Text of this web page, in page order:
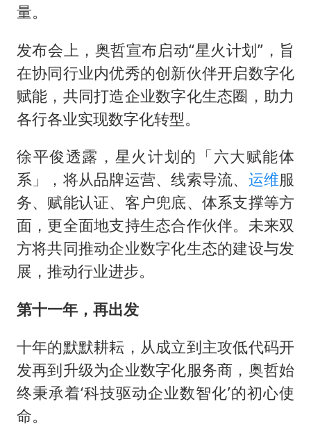
量。
发布会上，奥哲宣布启动“星火计划”，旨
在协同行业内优秀的创新伙伴开启数字化
赋能，共同打造企业数字化生态圈，助力
各行各业实现数字化转型。
徐平俊透露，星火计划的「六大赋能体
系」，将从品牌运营、线索导流、 运维服
务、赋能认证、客户兜底、体系支撑等方
面，更全面地支持生态合作伙伴。未来双
方将共同推动企业数字化生态的建设与发
展，推动行业进步。
第十一年，再出发
十年的默默耕耘，从成立到主攻低代码开
发再到升级为企业数字化服务商，奥哲始
终秉承着‘科技驱动企业数智化’的初心使
命。